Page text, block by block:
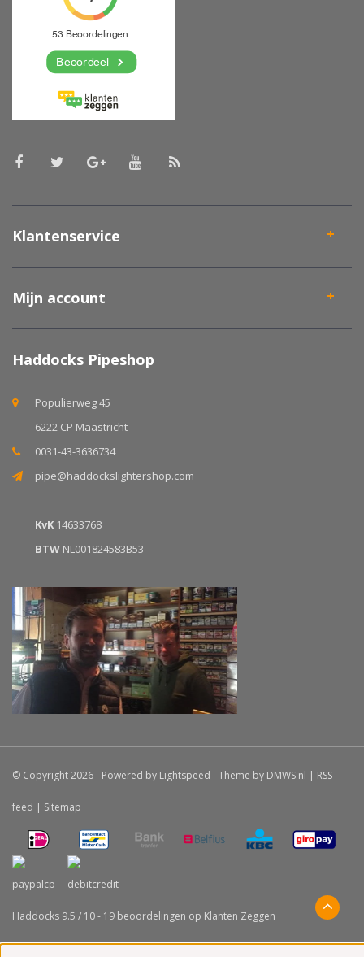
Klantenservice
Mijn account
Haddocks Pipeshop
Populierweg 45
6222 CP Maastricht
0031-43-3636734
pipe@haddockslightershop.com
KvK 14633768
BTW NL001824583B53
© Copyright 2026 - Powered by Lightspeed - Theme by DMWS.nl | RSS-
feed | Sitemap
Haddocks 9.5 / 10- 19 beoordelingen op Klanten Zeggen